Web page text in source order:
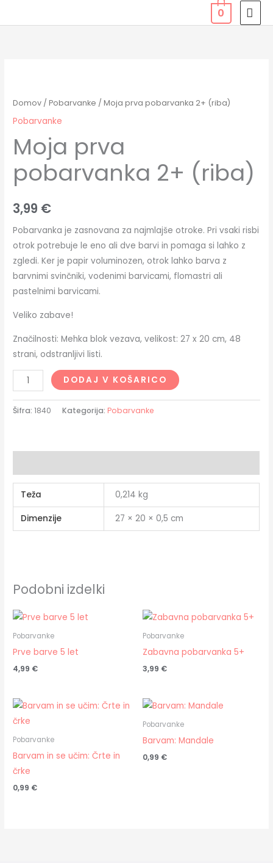
to
0
Domov /Pobarvanke / Moja prva pobarvanka 2+ (riba)
Pobarvanke
Moja prva
pobarvanka 2+ (riba)
3,99 €
Pobarvanka je zasnovana za najmlajše otroke. Pri vsaki risbi
otrok potrebuje le eno ali dve barvi in pomaga si lahko z
zgledi. Ker je papir voluminozen, otrok lahko barva z
barvnimi svinčniki, vodenimi barvicami, flomastri ali
pastelnimi barvicami.
Veliko zabave!
Značilnosti: Mehka blok vezava, velikost: 27 x 20 cm, 48
strani, odstranljivi listi.
pobarvanka
2+
količina
DODAJ V KOŠARICO
Šifra:1840 Kategorija: Pobarvanke
Teža 0,214 kg
Dimenzije 27 × 20 × 0,5 cm
Podobni izdelki
Pobarvanke
Prve barve 5 let
4,99 €
Pobarvanke
Zabavna pobarvanka 5+
3,99 €
Pobarvanke
Barvam in se učim: Črte in
črke
0,99 €
Pobarvanke
Barvam: Mandale
0,99 €